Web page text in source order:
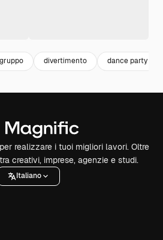
divertimento dance party
realizzare i tuoi migliori lavori. Oltre
creativi, imprese, agenzie e studi.
Italiano